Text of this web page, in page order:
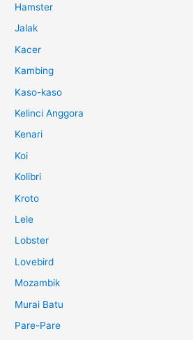
Hamster
Jalak
Kacer
Kambing
Kaso-kaso
Kelinci Anggora
Kenari
Koi
Kolibri
Kroto
Lele
Lobster
Lovebird
Mozambik
Murai Batu
Pare-Pare